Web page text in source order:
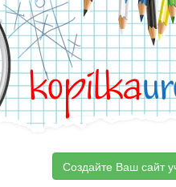
kopilka
Создайте Ваш сайт